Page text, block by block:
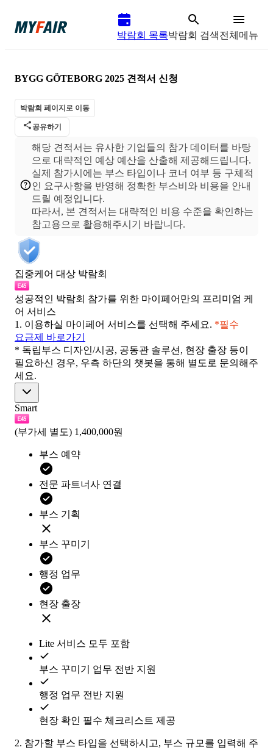
박람회 목록박람회 검색전체메뉴
BYGG GÖTEBORG 2025 견적서 신청
박람회 페이지로 이동
공유하기
해당 견적서는 유사한 기업들의 참가 데이터를 바탕
으로 대략적인 예상 예산을 산출해 제공해드립니다.
실제 참가시에는 부스 타입이나 코너 여부 등 구체적
인 요구사항을 반영해 정확한 부스비와 비용을 안내
드릴 예정입니다.
따라서, 본 견적서는 대략적인 비용 수준을 확인하는
집중케어 대상 박람회
성공적인 박람회 참가를 위한 마이페어만의 프리미엄 케
어 서비스
1. 이용하실 마이페어 서비스를 선택해 주세요. *필수
요금제 바로가기
* 독립부스 디자인/시공, 공동관 솔루션, 현장 출장 등이
필요하신 경우, 우측 하단의 챗봇을 통해 별도로 문의해주
세요.
Smart
(부가세 별도) 1,400,000원
부스 예약
전문 파트너사 연결
부스 기획
부스 꾸미기
행정 업무
현장 출장
Lite 서비스 모두 포함
부스 꾸미기 업무 전반 지원
행정 업무 전반 지원
현장 확인 필수 체크리스트 제공
2. 참가할 부스 타입을 선택하시고, 부스 규모를 입력해 주